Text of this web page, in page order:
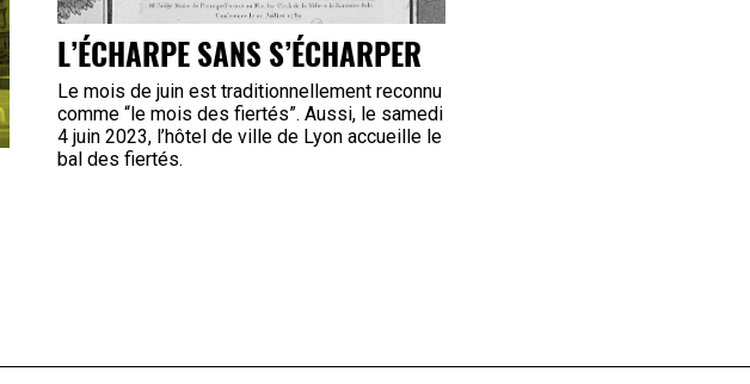
L’ÉCHARPE SANS S’ÉCHARPER
Le mois de juin est traditionnellement reconnu
comme “le mois des fiertés”. Aussi, le samedi
4 juin 2023, l’hôtel de ville de Lyon accueille le
bal des fiertés.